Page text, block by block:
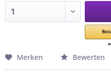
Merken Bewerten